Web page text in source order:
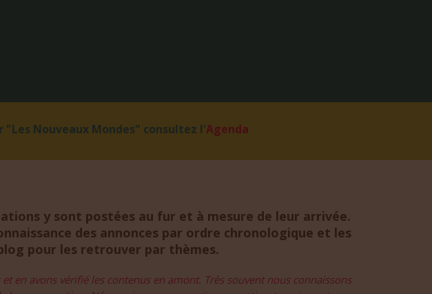
Nouveaux Mondes" consultez l'Agenda
y sont postées au fur et à mesure de leur arrivée.
des annonces par ordre chronologique et les
pour les retrouver par thèmes.
en avons vérifié les contenus en amont. Très souvent nous connaissons